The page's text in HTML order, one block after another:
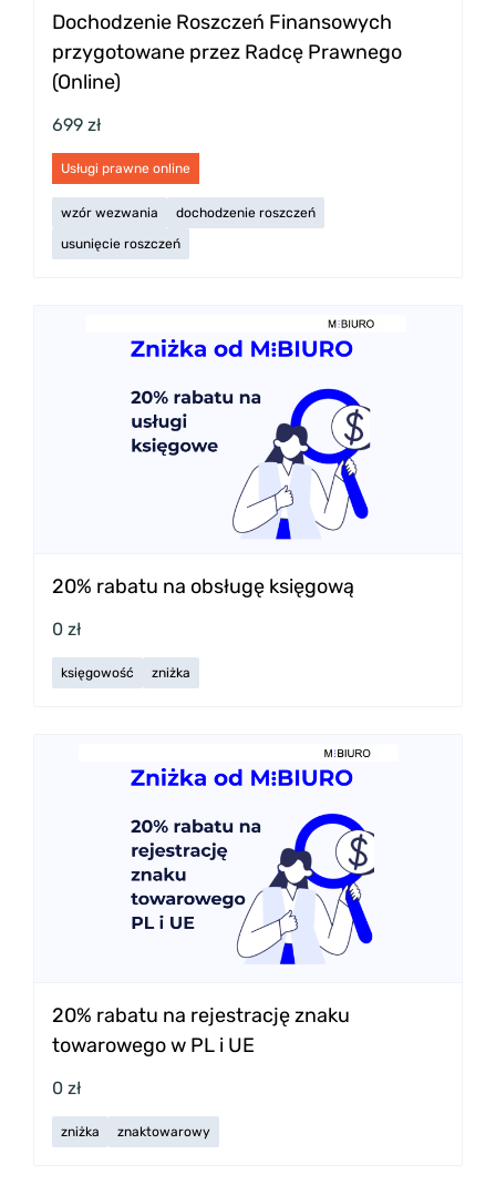
Dochodzenie Roszczeń Finansowych
przygotowane przez Radcę Prawnego
(Online)
699 zł
Usługi prawne online
wzór wezwania
dochodzenie roszczeń
usunięcie roszczeń
20% rabatu na obsługę księgową
0 zł
księgowość zniżka
20% rabatu na rejestrację znaku
towarowego w PL i UE
0 zł
zniżka znaktowarowy